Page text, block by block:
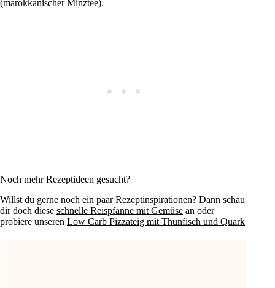
(marokkanischer Minztee).
Noch mehr Rezeptideen gesucht?
Willst du gerne noch ein paar Rezeptinspirationen? Dann schau
dir doch diese schnelle Reispfanne mit Gemüse an oder
probiere unseren Low Carb Pizzateig mit Thunfisch und Quark